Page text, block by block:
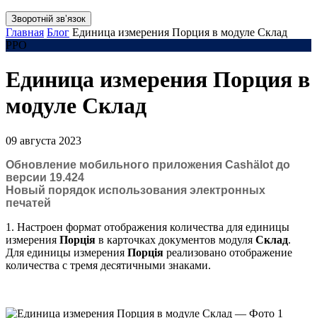
Зворотній звʼязок
Главная Блог Единица измерения Порция в модуле Склад
РРО
Единица измерения Порция в
модуле Склад
09 августа 2023
Обновление мобильного приложения Cashӓlot до
версии 19.424
Новый порядок использования электронных
печатей
1. Настроен формат отображения количества для единицы
измерения Порція в карточках документов модуля Склад.
Для единицы измерения Порція реализовано отображение
количества с тремя десятичными знаками.